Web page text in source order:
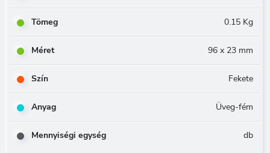
Tömeg 0.15 Kg
Méret 96 x 23 mm
Szín Fekete
Anyag Üveg-fém
Mennyiségi egység db